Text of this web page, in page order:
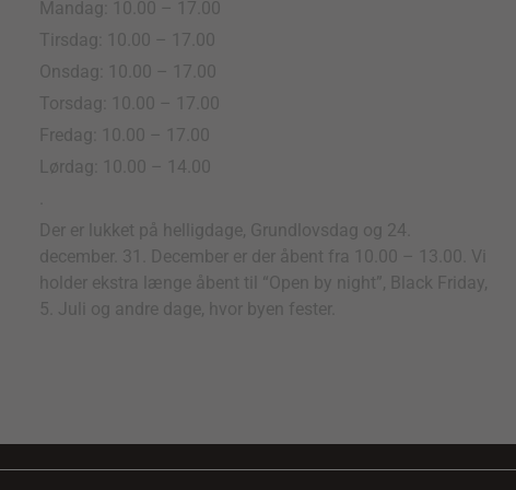
Mandag: 10.00 – 17.00
Tirsdag: 10.00 – 17.00
Onsdag: 10.00 – 17.00
Torsdag: 10.00 – 17.00
Fredag: 10.00 – 17.00
Lørdag: 10.00 – 14.00
Der er lukket på helligdage, Grundlovsdag og 24.
december. 31. December er der åbent fra 10.00 – 13.00. Vi
holder ekstra længe åbent til “Open by night”, Black Friday,
5. Juli og andre dage, hvor byen fester.